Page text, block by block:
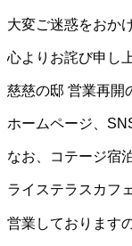
大変ご迷惑をおか
心よりお詫び申し
慈慈の邸 営業再開
ホームページ、
なお、コテージ宿
ライステラスカフ
営業しております